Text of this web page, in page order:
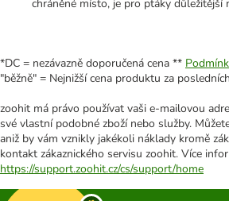
chráněné místo, je pro ptáky důležitější
*DC = nezávazně doporučená cena **
"běžně" = Nejnižší cena produktu za
zoohit má právo používat vaši e-mailovou
své vlastní podobné zboží nebo služby.
aniž by vám vznikly jakékoli náklady kromě
kontakt zákaznického servisu zoohit. Více
https://support.zoohit.cz/cs/support/home